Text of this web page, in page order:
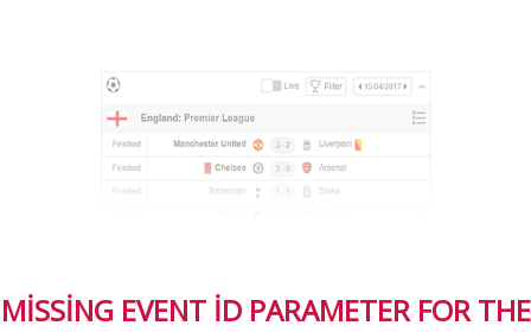
MISSING EVENT ID PARAMETER FOR THE